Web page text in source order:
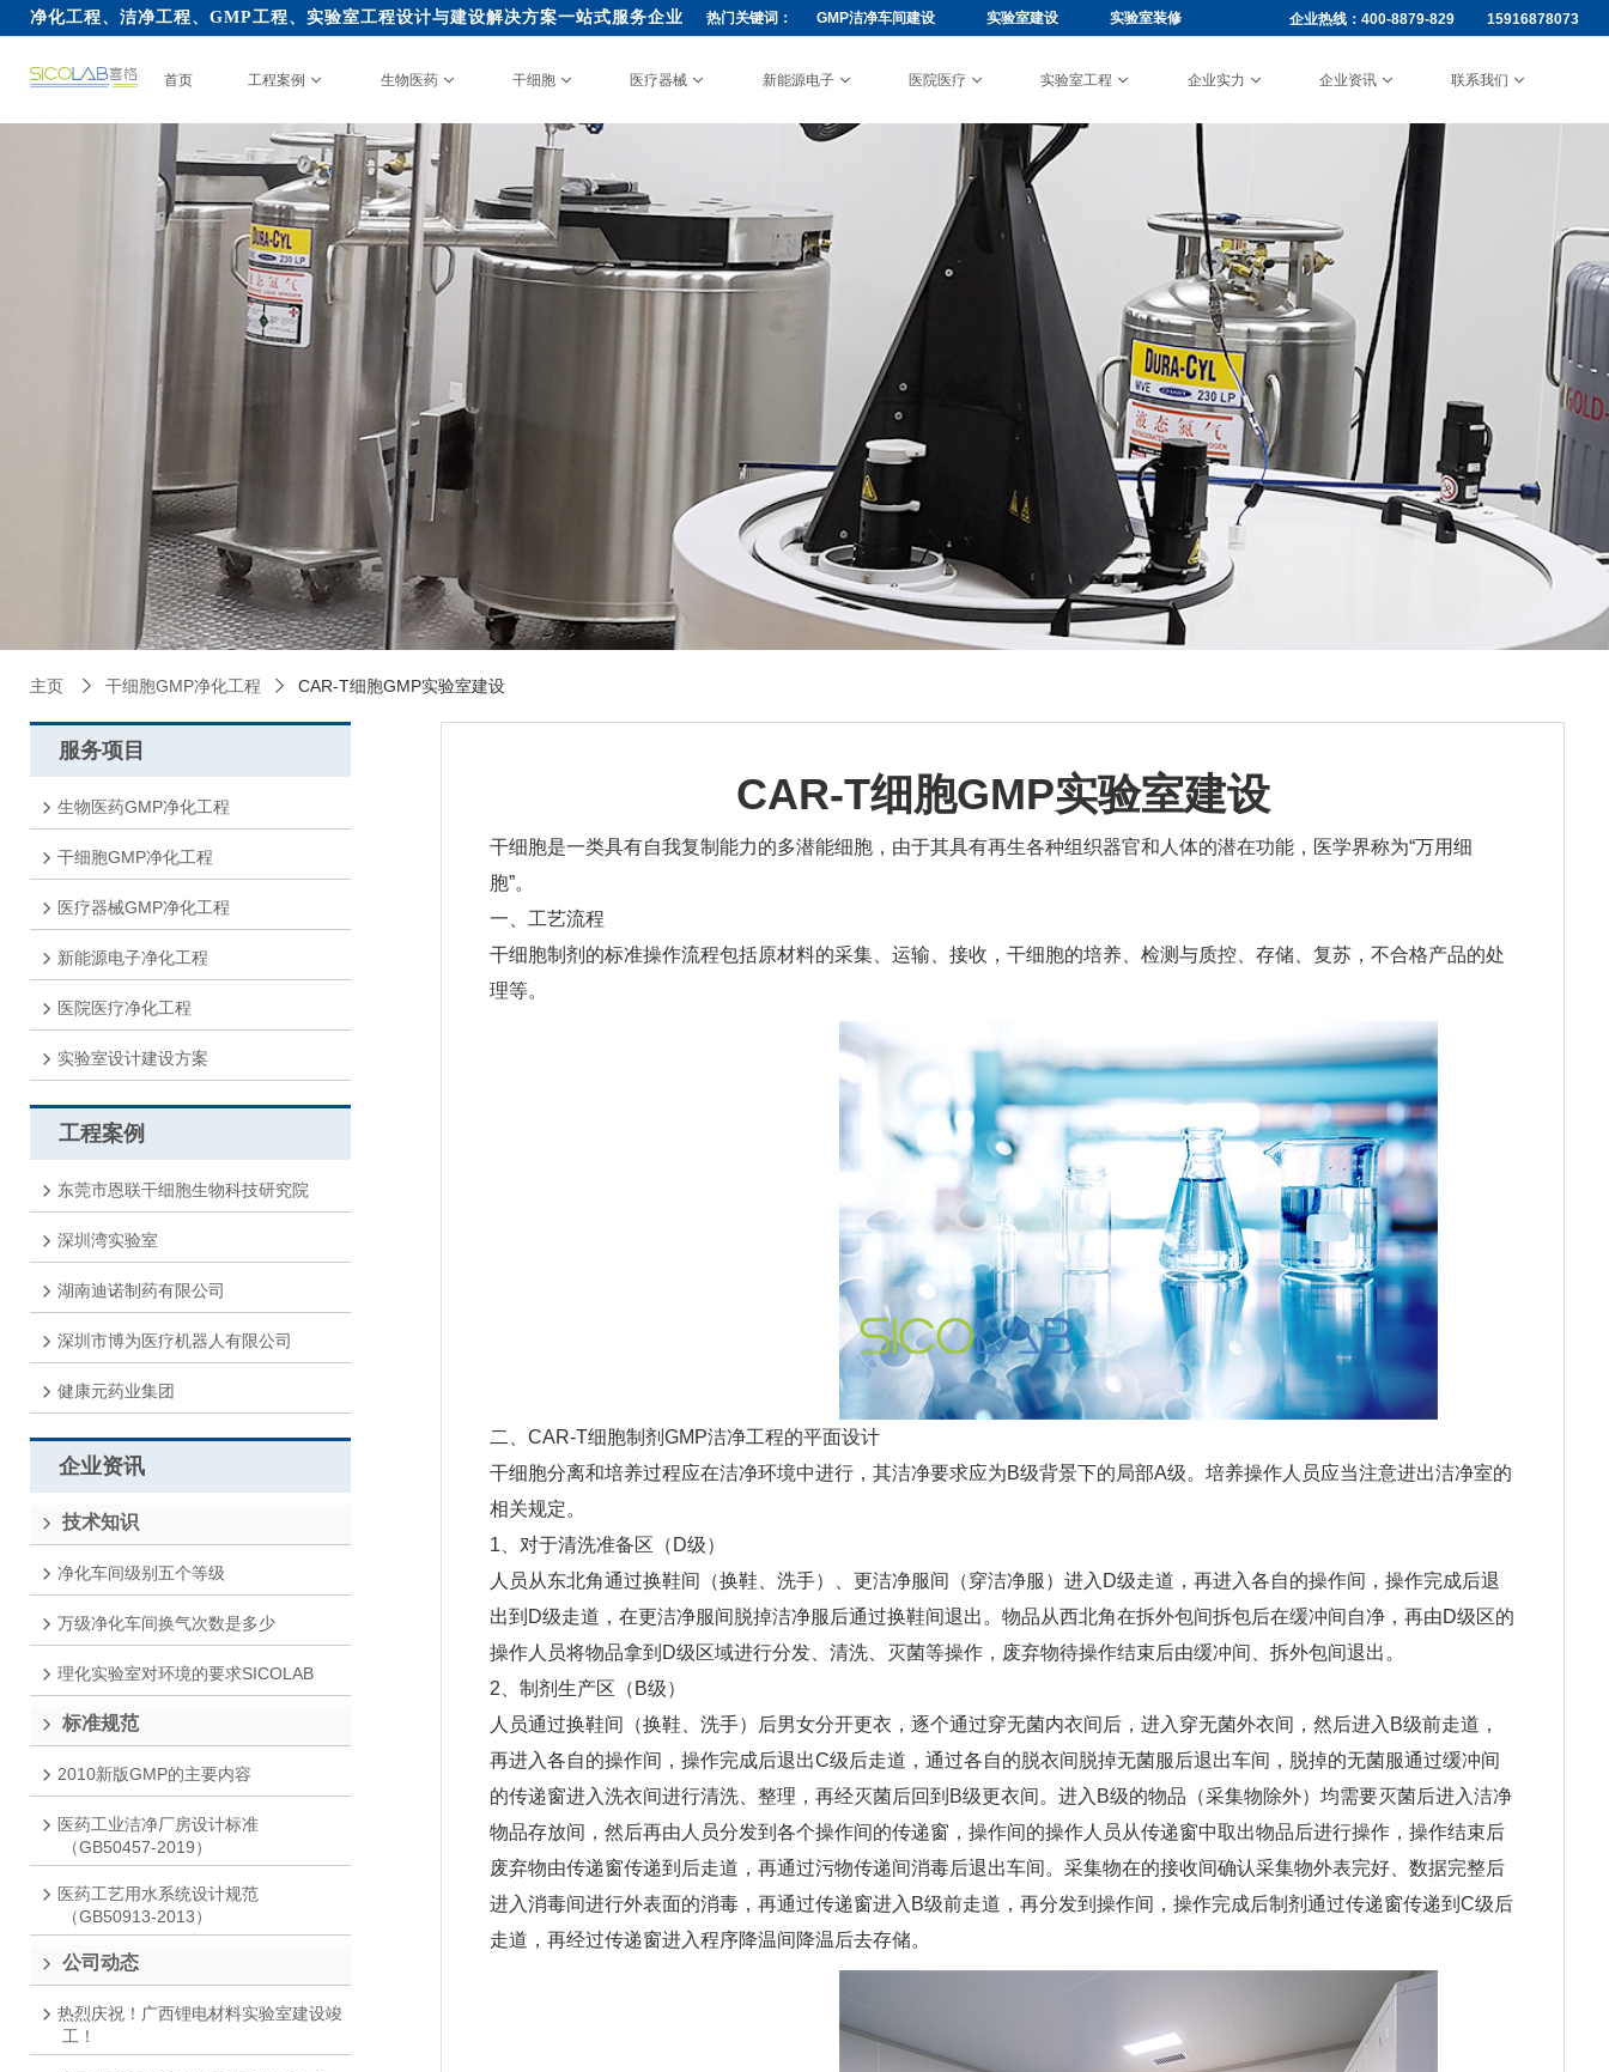
净化工程、洁净工程、GMP工程、实验室工程设计与建设解决方案一站式服务企业 热门关键词： GMP洁净车间建设 实验室建设 实验室装修 企业热线： 400-8879-829 15916878073
首页 工程案例 生物医药 干细胞 医疗器械 新能源电子 医院医疗 实验室工程 企业实力 企业资讯 联系我们
主页 干细胞GMP净化工程 CAR-T细胞GMP实验室建设
服务项目
生物医药GMP净化工程
干细胞GMP净化工程
医疗器械GMP净化工程
新能源电子净化工程
医院医疗净化工程
实验室设计建设方案
工程案例
东莞市恩联干细胞生物科技研究院
深圳湾实验室
湖南迪诺制药有限公司
深圳市博为医疗机器人有限公司
健康元药业集团
企业资讯
技术知识
净化车间级别五个等级
万级净化车间换气次数是多少
理化实验室对环境的要求SICOLAB
标准规范
2010新版GMP的主要内容
医药工业洁净厂房设计标准
（GB50457-2019）
医药工艺用水系统设计规范
（GB50913-2013）
公司动态
热烈庆祝！广西锂电材料实验室建设竣
工！
CAR-T细胞GMP实验室建设
干细胞是一类具有自我复制能力的多潜能细胞，由于其具有再生各种组织器官和人体的潜在功能，医学界称为“万用细
胞”。
一、工艺流程
干细胞制剂的标准操作流程包括原材料的采集、运输、接收，干细胞的培养、检测与质控、存储、复苏，不合格产品的处
理等。
二、CAR-T细胞制剂GMP洁净工程的平面设计
干细胞分离和培养过程应在洁净环境中进行，其洁净要求应为B级背景下的局部A级。培养操作人员应当注意进出洁净室的
相关规定。
1、对于清洗准备区（D级）
人员从东北角通过换鞋间（换鞋、洗手）、更洁净服间（穿洁净服）进入D级走道，再进入各自的操作间，操作完成后退
出到D级走道，在更洁净服间脱掉洁净服后通过换鞋间退出。物品从西北角在拆外包间拆包后在缓冲间自净，再由D级区的
操作人员将物品拿到D级区域进行分发、清洗、灭菌等操作，废弃物待操作结束后由缓冲间、拆外包间退出。
2、制剂生产区（B级）
人员通过换鞋间（换鞋、洗手）后男女分开更衣，逐个通过穿无菌内衣间后，进入穿无菌外衣间，然后进入B级前走道，
再进入各自的操作间，操作完成后退出C级后走道，通过各自的脱衣间脱掉无菌服后退出车间，脱掉的无菌服通过缓冲间
的传递窗进入洗衣间进行清洗、整理，再经灭菌后回到B级更衣间。进入B级的物品（采集物除外）均需要灭菌后进入洁净
物品存放间，然后再由人员分发到各个操作间的传递窗，操作间的操作人员从传递窗中取出物品后进行操作，操作结束后
废弃物由传递窗传递到后走道，再通过污物传递间消毒后退出车间。采集物在的接收间确认采集物外表完好、数据完整后
进入消毒间进行外表面的消毒，再通过传递窗进入B级前走道，再分发到操作间，操作完成后制剂通过传递窗传递到C级后
走道，再经过传递窗进入程序降温间降温后去存储。